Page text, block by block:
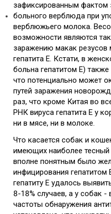
зафиксированным фактом
больного верблюда при
верблюжьего молока.
возможности являются
заражению макак
гепатита Е. Кстати, в
больна гепатитом Е)
что потенциально может
путей заражения
раз, что кроме Китая во
РНК вируса гепатита Е у
ни в мясе, ни в молоке.
Что касается собак и
имеющих наиболее тесный
вполне понятным было
инфицирования гепатитом
гепатиту Е удалось
8-18% случаев, а у собак -
частоты обнаружения